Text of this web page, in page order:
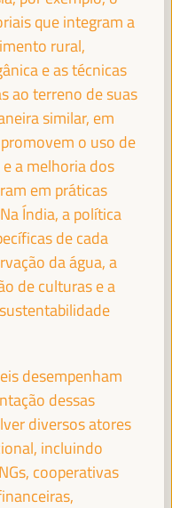
Internacional do
de Espanha -
Associado -
Desenvolvimento
- Cidades e
transição limpa,
que integram a
rural,
e as técnicas
ao terreno de suas
similar, em
o uso de
a melhoria dos
em práticas
Índia, a política
de cada
da água, a
de culturas e a
desempenham
dessas
diversos atores
incluindo
cooperativas